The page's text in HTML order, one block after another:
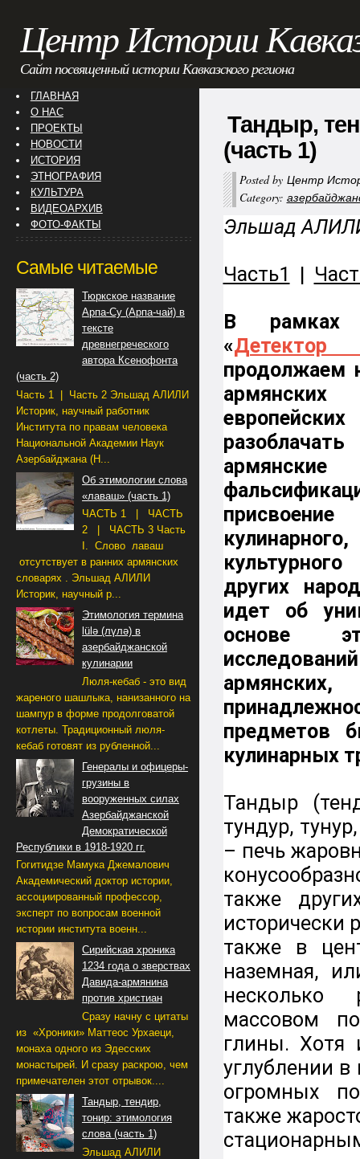
Центр Истории
Сайт посвященный истории Кавказского региона
Тандыр,
(часть 1)
Posted by Центр
Category:
Эльшад
Часть1 |
В рамках
«
продолжаем
европейских
разоблачать
армянские
присвоение
кулинарного,
культурного
других
идет об
основе
предметов
кулинарных
Тандыр
тундур,
– печь
также
исторически
также в
наземная,
несколько
массовом
глины. Хотя
углублении
огромных
также
ГЛАВНАЯ
О НАС
ПРОЕКТЫ
НОВОСТИ
ИСТОРИЯ
ЭТНОГРАФИЯ
КУЛЬТУРА
ВИДЕОАРХИВ
ФОТО-ФАКТЫ
Самые читаемые
Тюркское название
Арпа-Су (Арпа-чай) в
тексте
древнегреческого
автора Ксенофонта
(часть 2)
Часть 1 | Часть 2 Эльшад АЛИЛИ
Историк, научный работник
Института по правам человека
Национальной Академии Наук
Азербайджана (Н...
Об этимологии слова
«лаваш» (часть 1)
ЧАСТЬ 1 | ЧАСТЬ
2 | ЧАСТЬ 3 Часть
I. Слово лаваш
отсутствует в ранних армянских
словарях . Эльшад АЛИЛИ
Историк, научный р...
Этимология термина
lülə (лүлә) в
азербайджанской
кулинарии
Люля-кебаб - это вид
жареного шашлыка, нанизанного на
шампур в форме продолговатой
котлеты. Традиционный люля-
кебаб готовят из рубленной...
Генералы и офицеры-
грузины в
вооруженных силах
Азербайджанской
Демократической
Республики в 1918-1920 гг.
Гогитидзе Мамука Джемалович
Академический доктор истории,
ассоциированный профессор,
эксперт по вопросам военной
истории института военн...
Сирийская хроника
1234 года о зверствах
Давида-армянина
против христиан
Сразу начну с цитаты
из «Хроники» Маттеос Урхаеци,
монаха одного из Эдесских
монастырей. И сразу раскрою, чем
примечателен этот отрывок....
Тандыр, тендир,
тонир: этимология
слова (часть 1)
Эльшад АЛИЛИ